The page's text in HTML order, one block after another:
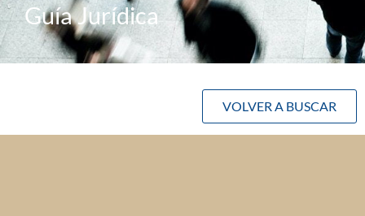
Guía Jurídica
VOLVER A BUSCAR